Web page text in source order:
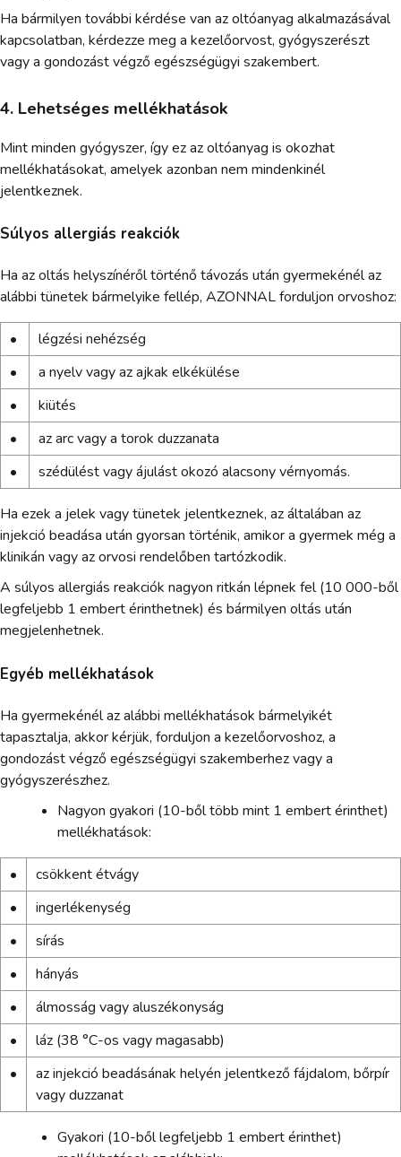
Ha bármilyen további kérdése van az oltóanyag alkalmazásával
kapcsolatban, kérdezze meg a kezelőorvost, gyógyszerészt
vagy a gondozást végző egészségügyi szakembert.
4. Lehetséges mellékhatások
Mint minden gyógyszer, így ez az oltóanyag is okozhat
mellékhatásokat, amelyek azonban nem mindenkinél
jelentkeznek.
Súlyos allergiás reakciók
Ha az oltás helyszínéről történő távozás után gyermekénél az
alábbi tünetek bármelyike fellép, AZONNAL forduljon orvoshoz:
•
légzési nehézség
•
a nyelv vagy az ajkak elkékülése
•
kiütés
•
az arc vagy a torok duzzanata
•
szédülést vagy ájulást okozó alacsony vérnyomás.
Ha ezek a jelek vagy tünetek jelentkeznek, az általában az
injekció beadása után gyorsan történik, amikor a gyermek még a
klinikán vagy az orvosi rendelőben tartózkodik.
A súlyos allergiás reakciók nagyon ritkán lépnek fel (10 000-ből
legfeljebb 1 embert érinthetnek) és bármilyen oltás után
megjelenhetnek.
Egyéb mellékhatások
Ha gyermekénél az alábbi mellékhatások bármelyikét
tapasztalja, akkor kérjük, forduljon a kezelőorvoshoz, a
gondozást végző egészségügyi szakemberhez vagy a
gyógyszerészhez.
Nagyon gyakori (10-ből több mint 1 embert érinthet)
mellékhatások:
•
csökkent étvágy
•
ingerlékenység
•
sírás
•
hányás
•
álmosság vagy aluszékonyság
•
láz (38 °C-os vagy magasabb)
•
az injekció beadásának helyén jelentkező fájdalom, bőrpír
vagy duzzanat
Gyakori (10-ből legfeljebb 1 embert érinthet)